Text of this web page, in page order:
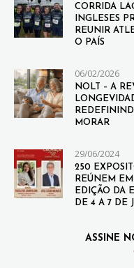
CORRIDA
INGLESES
REUNIR
O PAÍS
06/02/2026
NOLT – A
MORAR
29/06/2024
250
REÚNEM
EDIÇÃO DA
DE 4 A 7 DE
ASSINE